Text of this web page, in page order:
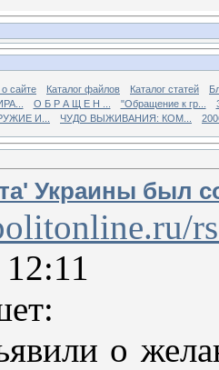
сайте Каталог файлов Каталог статей
О Б Р А Щ Е Н ... "Обращение к гр...
И...
ЧУДО ВЫЖИВАНИЯ: КОМ...
Украины был
о